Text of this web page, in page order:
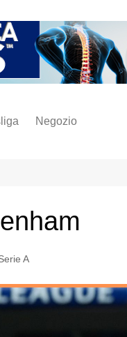
Negozio
napoli
A